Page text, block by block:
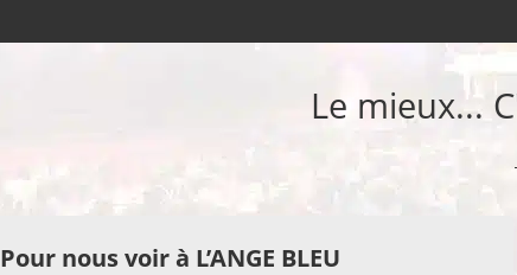
Le mieux...
Pour nous voir à L’ANGE BLEU